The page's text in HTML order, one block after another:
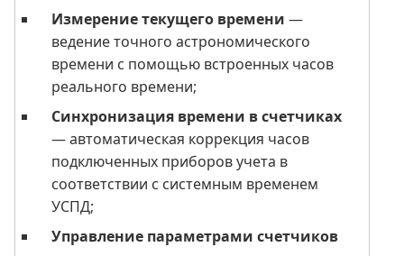
Измерение текущего времени —
ведение точного астрономического
времени с помощью встроенных часов
реального времени;
Синхронизация времени в счетчиках
— автоматическая коррекция часов
подключенных приборов учета в
соответствии с системным временем
УСПД;
Управление параметрами счетчиков